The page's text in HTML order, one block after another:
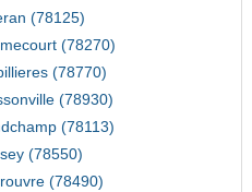
(78125)
(78270)
(78770)
(78930)
(78113)
(78550)
(78490)